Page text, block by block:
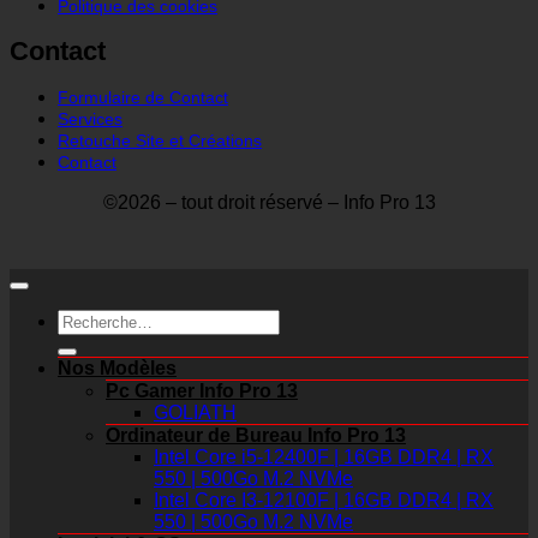
Politique des cookies
Contact
Formulaire de Contact
Services
Retouche Site et Créations
Contact
©2026 – tout droit réservé – Info Pro 13
Recherche
pour :
Nos Modèles
Pc Gamer Info Pro 13
GOLIATH
Ordinateur de Bureau Info Pro 13
Intel Core i5-12400F | 16GB DDR4 | RX
550 | 500Go M.2 NVMe
Intel Core I3-12100F | 16GB DDR4 | RX
550 | 500Go M.2 NVMe